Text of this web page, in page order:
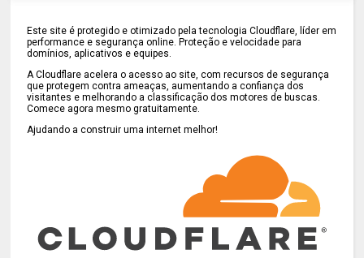
Este site é protegido e otimizado pela tecnologia Cloudflare, líder em
performance e segurança online. Proteção e velocidade para
domínios, aplicativos e equipes.
A Cloudflare acelera o acesso ao site, com recursos de segurança
que protegem contra ameaças, aumentando a confiança dos
visitantes e melhorando a classificação dos motores de buscas.
Comece agora mesmo gratuitamente.
Ajudando a construir uma internet melhor!